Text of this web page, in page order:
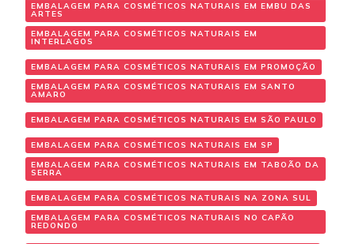
EMBALAGEM PARA COSMÉTICOS NATURAIS EM EMBU DAS
ARTES
EMBALAGEM PARA COSMÉTICOS NATURAIS EM
INTERLAGOS
EMBALAGEM PARA COSMÉTICOS NATURAIS EM PROMOÇÃO
EMBALAGEM PARA COSMÉTICOS NATURAIS EM SANTO
AMARO
EMBALAGEM PARA COSMÉTICOS NATURAIS EM SÃO PAULO
EMBALAGEM PARA COSMÉTICOS NATURAIS EM SP
EMBALAGEM PARA COSMÉTICOS NATURAIS EM TABOÃO DA
SERRA
EMBALAGEM PARA COSMÉTICOS NATURAIS NA ZONA SUL
EMBALAGEM PARA COSMÉTICOS NATURAIS NO CAPÃO
REDONDO